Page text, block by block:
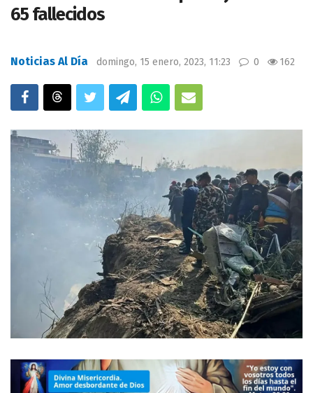
65 fallecidos
Noticias Al Día domingo, 15 enero, 2023, 11:23 0 162